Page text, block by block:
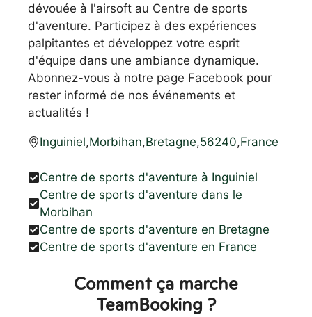
dévouée à l'airsoft au Centre de sports
d'aventure. Participez à des expériences
palpitantes et développez votre esprit
d'équipe dans une ambiance dynamique.
Abonnez-vous à notre page Facebook pour
rester informé de nos événements et
actualités !
Inguiniel,Morbihan,Bretagne,56240,France
Centre de sports d'aventure à Inguiniel
Centre de sports d'aventure dans le
Morbihan
Centre de sports d'aventure en Bretagne
Centre de sports d'aventure en France
Comment ça marche
TeamBooking ?